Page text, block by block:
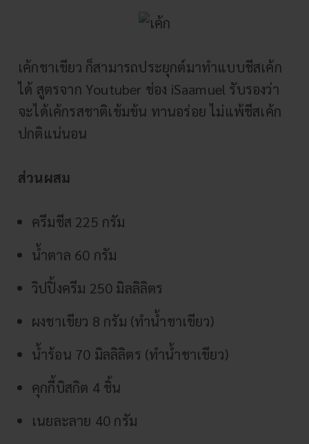
เค้กชาเขียว ก็สามารถประยุกต์มาทำแบบชีสเค้ก
ได้ สูตรจาก Youtuber ช่อง iSaamuel รับรองว่า
จะได้เค้กรสชาติเข้มข้น ทานอร่อย ไม่แพ้ชีสเค้ก
ปกติแน่นอน
ส่วนผสม
ครีมชีส 225 กรัม
น้ำตาล 60 กรัม
วิปปิ้งครีม 250 มิลลิลิตร
ผงชาเขียว 8 กรัม (ทำน้ำชาเขียว)
น้ำร้อน 70 มิลลิลิตร (ทำน้ำชาเขียว)
คุกกี้บิสกิต 4 ชิ้น
เนยละลาย 40 กรัม